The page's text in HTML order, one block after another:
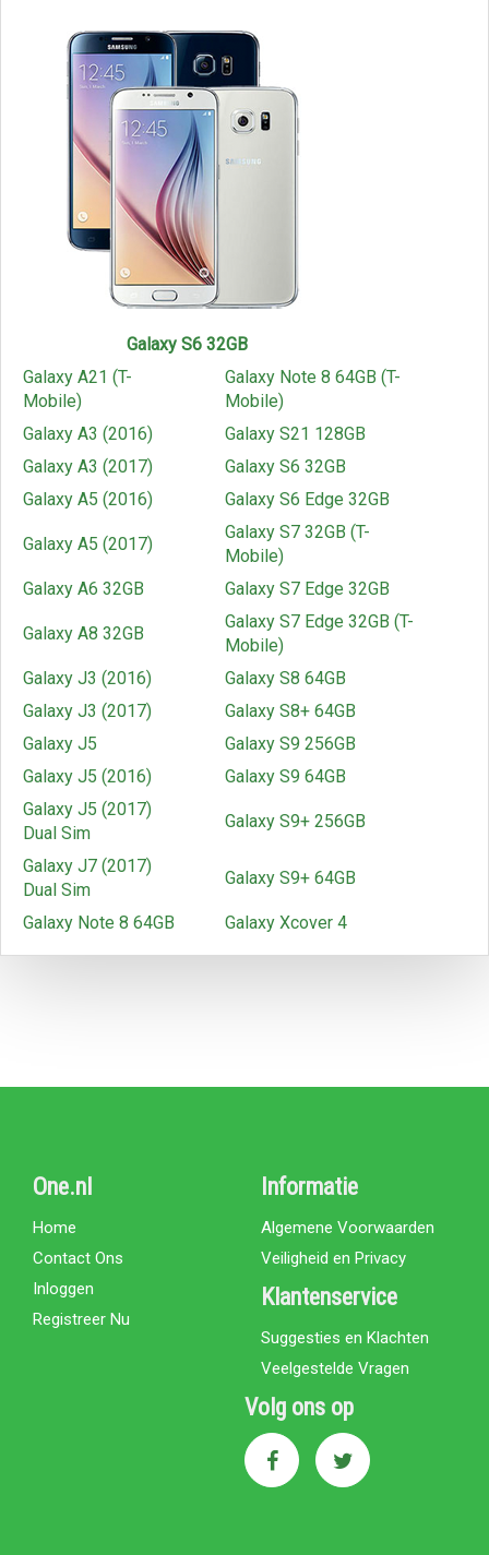
Galaxy S6 32GB
Galaxy A21 (T-
Mobile)
Galaxy Note 8 64GB (T-
Mobile)
Galaxy A3 (2016)
Galaxy S21 128GB
Galaxy A3 (2017)
Galaxy S6 32GB
Galaxy A5 (2016)
Galaxy S6 Edge 32GB
Galaxy A5 (2017)
Galaxy S7 32GB (T-
Mobile)
Galaxy A6 32GB
Galaxy S7 Edge 32GB
Galaxy A8 32GB
Galaxy S7 Edge 32GB (T-
Mobile)
Galaxy J3 (2016)
Galaxy S8 64GB
Galaxy J3 (2017)
Galaxy S8+ 64GB
Galaxy J5
Galaxy S9 256GB
Galaxy J5 (2016)
Galaxy S9 64GB
Galaxy J5 (2017)
Dual Sim
Galaxy S9+ 256GB
Galaxy J7 (2017)
Dual Sim
Galaxy S9+ 64GB
Galaxy Note 8 64GB Galaxy Xcover 4
One.nl
Home
Contact Ons
Inloggen
Registreer Nu
Informatie
Algemene Voorwaarden
Veiligheid en Privacy
Klantenservice
Suggesties en Klachten
Veelgestelde Vragen
Volg ons op